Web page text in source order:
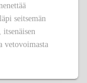
seitsemän
vetovoimasta